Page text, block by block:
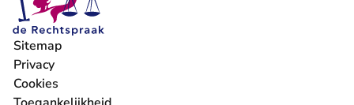
Sitemap
Privacy
Cookies